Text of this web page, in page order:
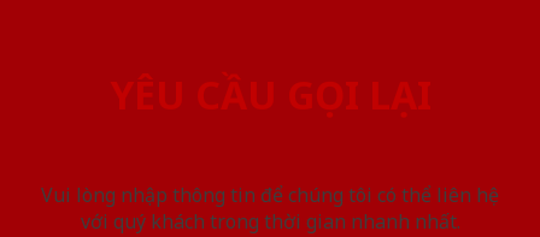
YÊU CẦU GỌI LẠI
Vui lòng nhập thông tin để chúng tôi có thể liên hệ
với quý khách trong thời gian nhanh nhất.